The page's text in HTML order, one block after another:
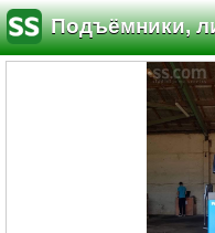
Подъёмники,